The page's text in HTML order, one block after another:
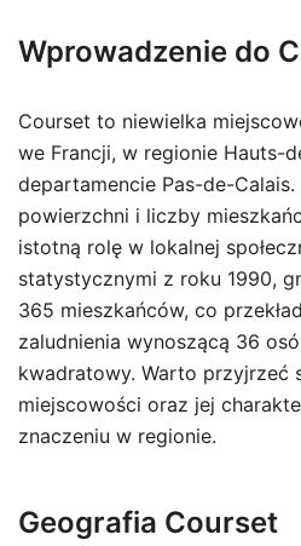
Wprowadzenie do
Courset to niewielka
we Francji, w regionie Hauts-
departamencie Pas-de-Calais.
powierzchni i liczby
istotną rolę w lokalnej
statystycznymi z roku 1990,
365 mieszkańców, co
zaludnienia wynoszącą 36
kwadratowy. Warto przyjrzeć
miejscowości oraz jej
znaczeniu w regionie.
Geografia Courset